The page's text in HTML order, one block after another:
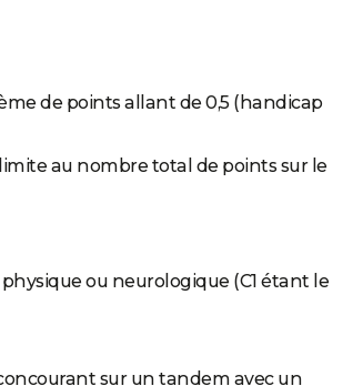
de points allant de 0,5 (handicap
au nombre total de points sur le
ou neurologique (C1 étant le
sur un tandem avec un